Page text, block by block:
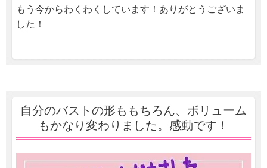
もう今からわくわくしています！ありがとうございま
した！
自分のバストの形ももちろん、ボリューム
もかなり変わりました。感動です！